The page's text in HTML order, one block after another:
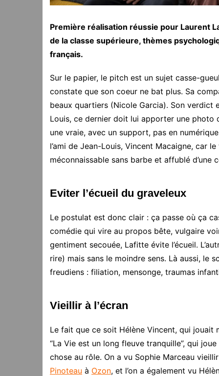
Première réalisation réussie pour Laurent
de la classe supérieure, thèmes
français.
Sur le papier, le pitch est un sujet casse-
constate que son coeur ne bat plus. Sa
beaux quartiers (Nicole Garcia). Son verdict
Louis, ce dernier doit lui apporter une photo
une vraie, avec un support, pas en
l’ami de Jean-Louis, Vincent Macaigne, car
méconnaissable sans barbe et affublé d’une
Eviter l’écueil du graveleux
Le postulat est donc clair : ça passe où ça
comédie qui vire au propos bête, vulgaire
gentiment secouée, Lafitte évite l’écueil.
rire) mais sans le moindre sens. Là aussi, le
freudiens : filiation, mensonge, traumas
Vieillir à l’écran
Le fait que ce soit Hélène Vincent, qui jouait
“La Vie est un long fleuve tranquille”, qui
chose au rôle. On a vu Sophie Marceau
Pinoteau à Ozon, et l’on a également vu